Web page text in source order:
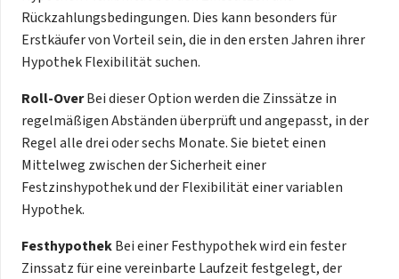
Rückzahlungsbedingungen. Dies kann besonders für
Erstkäufer von Vorteil sein, die in den ersten Jahren ihrer
Hypothek Flexibilität suchen.
Roll-OverBei dieser Option werden die Zinssätze in
regelmäßigen Abständen überprüft und angepasst, in der
Regel alle drei oder sechs Monate. Sie bietet einen
Mittelweg zwischen der Sicherheit einer
Festzinshypothek und der Flexibilität einer variablen
Hypothek.
FesthypothekBei einer Festhypothek wird ein fester
Zinssatz für eine vereinbarte Laufzeit festgelegt, der